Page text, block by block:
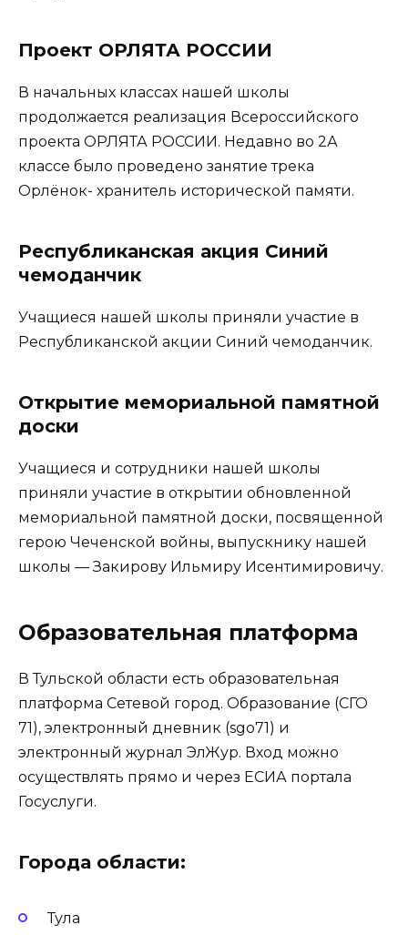
Проект ОРЛЯТА РОССИИ
В начальных классах нашей школы
продолжается реализация Всероссийского
проекта ОРЛЯТА РОССИИ. Недавно во 2А
классе было проведено занятие трека
Орлёнок- хранитель исторической памяти.
Республиканская акция Синий
чемоданчик
Учащиеся нашей школы приняли участие в
Республиканской акции Синий чемоданчик.
Открытие мемориальной памятной
доски
Учащиеся и сотрудники нашей школы
приняли участие в открытии обновленной
мемориальной памятной доски, посвященной
герою Чеченской войны, выпускнику нашей
школы — Закирову Ильмиру Исентимировичу.
Образовательная платформа
В Тульской области есть образовательная
платформа Сетевой город. Образование (СГО
71), электронный дневник (sgo71) и
электронный журнал ЭлЖур. Вход можно
осуществлять прямо и через ЕСИА портала
Госуслуги.
Города области:
Тула